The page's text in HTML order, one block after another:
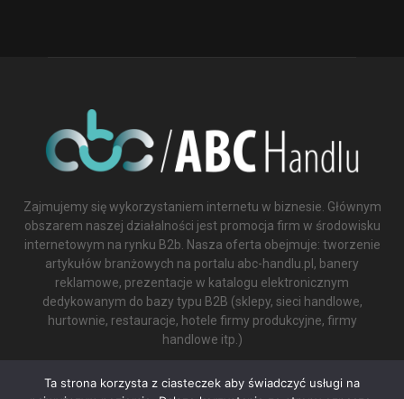
Zajmujemy się wykorzystaniem internetu w biznesie. Głównym
obszarem naszej działalności jest promocja firm w środowisku
internetowym na rynku B2b. Nasza oferta obejmuje: tworzenie
artykułów branżowych na portalu abc-handlu.pl, banery
reklamowe, prezentacje w katalogu elektronicznym
dedykowanym do bazy typu B2B (sklepy, sieci handlowe,
hurtownie, restauracje, hotele firmy produkcyjne, firmy
handlowe itp.)
Ta strona korzysta z ciasteczek aby świadczyć usługi na